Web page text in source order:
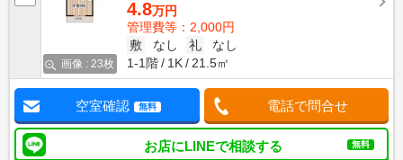
画像 : 23枚
4.8万円
管理費等：2,000円
敷
なし 礼
なし
1-1階
1K 21.5㎡
空室確認 無料 電話で問合せ
お店にLINEで相談する 無料